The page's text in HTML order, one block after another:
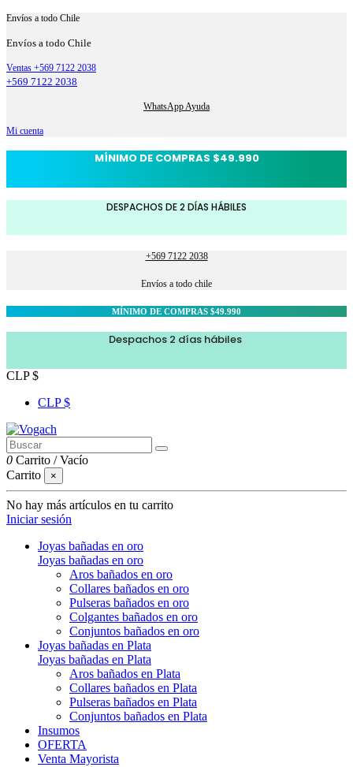
Envíos a todo Chile
Envíos a todo Chile
Ventas +569 7122 2038
+569 7122 2038
WhatsApp Ayuda
Mi cuenta
MÍNIMO DE COMPRAS $49.990
DESPACHOS DE 2 DÍAS HÁBILES
+569 7122 2038
Envíos a todo chile
MÍNIMO DE COMPRAS $49.990
Despachos 2 días hábiles
CLP $
CLP $
0 Carrito /Vacío
Carrito
×
No hay más artículos en tu carrito
Iniciar sesión
Joyas bañadas en oro
Joyas bañadas en oro
Aros bañados en oro
Collares bañados en oro
Pulseras bañados en oro
Colgantes bañados en oro
Conjuntos bañados en oro
Joyas bañadas en Plata
Joyas bañadas en Plata
Aros bañados en Plata
Collares bañados en Plata
Pulseras bañados en Plata
Conjuntos bañados en Plata
Insumos
OFERTA
Venta Mayorista